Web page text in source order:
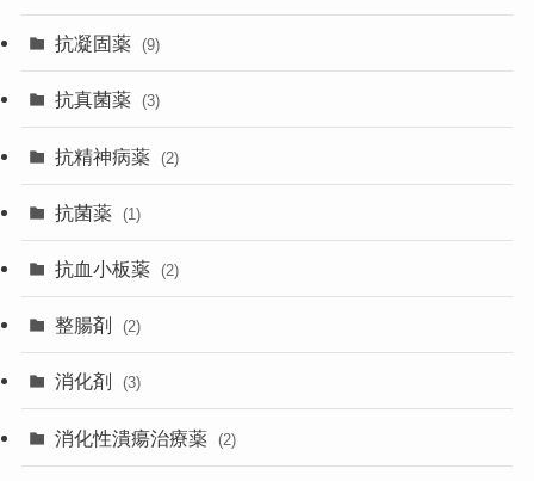
抗凝固薬 (9)
抗真菌薬 (3)
抗精神病薬 (2)
抗菌薬 (1)
抗血小板薬 (2)
整腸剤 (2)
消化剤 (3)
消化性潰瘍治療薬 (2)